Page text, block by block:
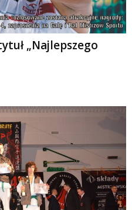
„Najlepszego